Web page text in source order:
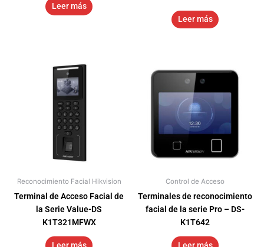
Leer más
Leer más
Reconocimiento Facial Hikvision
Terminal de Acceso Facial de
la Serie Value-DS
K1T321MFWX
Control de Acceso
Terminales de reconocimiento
facial de la serie Pro – DS-
K1T642